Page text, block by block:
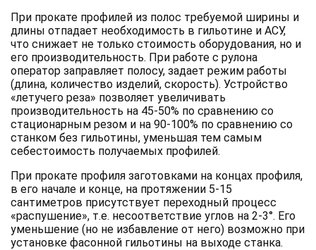
При прокате профилей из полос требуемой ширины и
длины отпадает необходимость в гильотине и АСУ,
что снижает не только стоимость оборудования, но и
его производительность. При работе с рулона
оператор заправляет полосу, задает режим работы
(длина, количество изделий, скорость). Устройство
«летучего реза» позволяет увеличивать
производительность на 45-50% по сравнению со
стационарным резом и на 90-100% по сравнению со
станком без гильотины, уменьшая тем самым
себестоимость получаемых профилей.
При прокате профиля заготовками на концах профиля,
в его начале и конце, на протяжении 5-15
сантиметров присутствует переходный процесс
«распушение», т.е. несоответствие углов на 2-3°. Его
уменьшение (но не избавление от него) возможно при
установке фасонной гильотины на выходе станка.